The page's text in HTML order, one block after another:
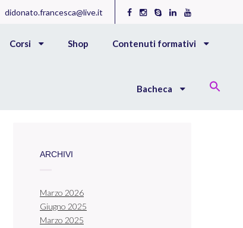
didonato.francesca@live.it
Corsi Shop Contenuti formativi
Bacheca
ARCHIVI
Marzo 2026
Giugno 2025
Marzo 2025